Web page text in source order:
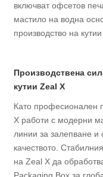
включват офсетов
мастило на водна
производство на
Производствена
кутии Zeal X
Като професионален
X работи с модерни
линии за залепване и
качеството.
на Zeal X да